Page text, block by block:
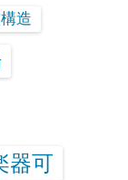
造
器可